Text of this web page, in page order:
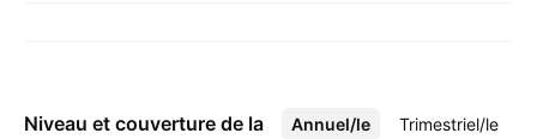
Niveau et couverture de la
Annuel/le Trimestriel/le
Plus